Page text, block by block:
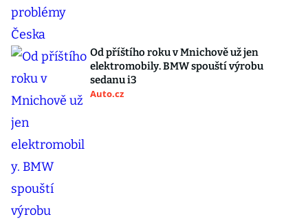
Od příštího roku v Mnichově už jen
elektromobily. BMW spouští výrobu
sedanu i3
Auto.cz